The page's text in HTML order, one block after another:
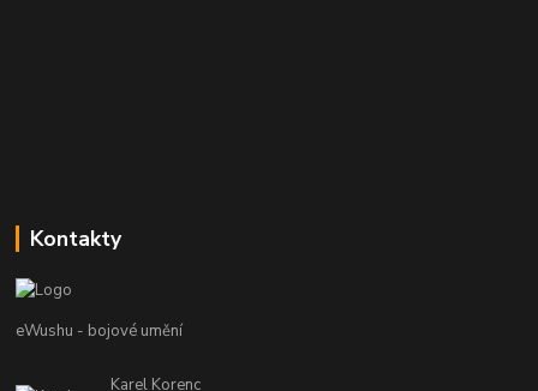
Kontakty
eWushu - bojové umění
Karel Korenc